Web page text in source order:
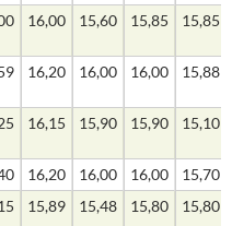
16,00 15,60 15,85 15,85
16,20 16,00 16,00 15,88
16,15 15,90 15,90 15,10
16,20 16,00 16,00
15,70
15,89 15,48 15,80 15,80